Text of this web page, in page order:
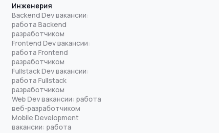
Инженерия
Backend Dev вакансии:
работа Backend
разработчиком
Frontend Dev вакансии:
работа Frontend
разработчиком
Fullstack Dev вакансии:
работа Fullstack
разработчиком
Web Dev вакансии: работа
веб-разработчиком
Mobile Development
вакансии: работа